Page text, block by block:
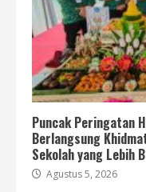
Puncak Peringatan
Berlangsung
Sekolah yang Lebih
Agustus 5, 2026